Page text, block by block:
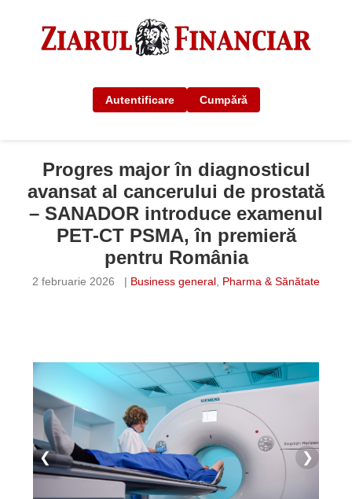
Autentificare Cumpără
Progres major în diagnosticul
avansat al cancerului de prostată
– SANADOR introduce examenul
PET-CT PSMA, în premieră
pentru România
2 februarie 2026 | Business general, Pharma & Sănătate
❮ ❯